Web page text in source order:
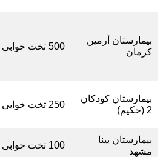
بیمارستان آرمین
کرمان
500 تخت خوابی
بیمارستان کودکان
2 (حکیم)
250 تخت خوابی
بیمارستان بینا
مشهد
100 تخت خوابی